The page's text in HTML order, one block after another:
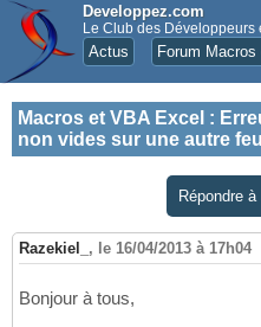
Developpez.com
Le Club des Développeurs
Actus Forum
Macros et VBA Excel :
non vides sur une autre
Répondre
Razekiel_ , le 16/04/2013 à 17h04
Bonjour à tous,